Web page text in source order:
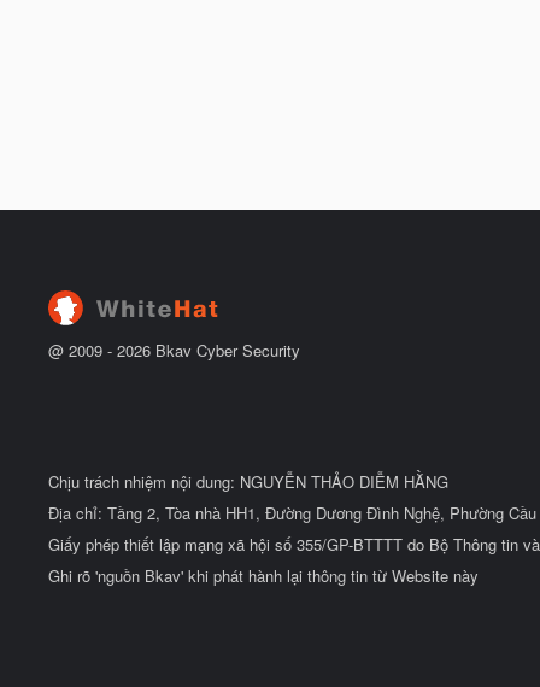
@ 2009 - 2026 Bkav Cyber Security
Chịu trách nhiệm nội dung: NGUYỄN THẢO DIỄM HẰNG
Địa chỉ: Tầng 2, Tòa nhà HH1, Đường Dương Đình Nghệ, Phường
Giấy phép thiết lập mạng xã hội số 355/GP-BTTTT do Bộ Thông tin
Ghi rõ 'nguồn Bkav' khi phát hành lại thông tin từ Website này